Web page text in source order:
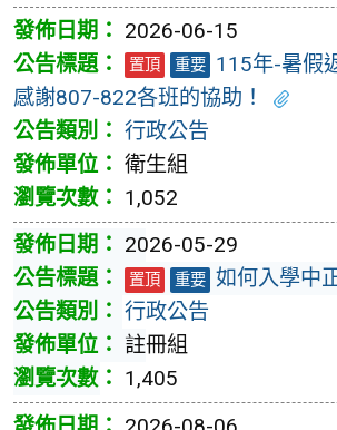
2026-06-15
置頂 重要 115年-暑假
感謝807-822各班的協助！
行政公告
衛生組
1,052
2026-05-29
置頂 重要 如何入學中
行政公告
註冊組
1,405